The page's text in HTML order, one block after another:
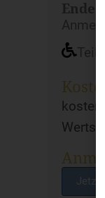
Ende:
Kosten
Jetzt